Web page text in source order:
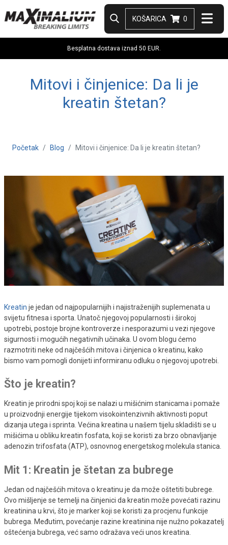
KOŠARICA 0
Besplatna dostava iznad 50 EUR.
Mitovi i činjenice: Da li je
kreatin štetan?
Početak Blog Mitovi i činjenice: Da li je kreatin štetan?
Kreatin je jedan od najpopularnijih i najistraženijih suplemenata u
svijetu fitnesa i sporta. Unatoč njegovoj popularnosti i širokoj
upotrebi, postoje brojne kontroverze i nesporazumi u vezi njegove
sigurnosti i mogućih negativnih učinaka. U ovom blogu ćemo
razmotriti neke od najčešćih mitova i činjenica o kreatinu, kako
bismo vam pomogli donijeti informiranu odluku o njegovoj upotrebi.
Što je kreatin?
Kreatin je prirodni spoj koji se nalazi u mišićnim stanicama i pomaže
u proizvodnji energije tijekom visokointenzivnih aktivnosti poput
dizanja utega i sprinta. Većina kreatina u našem tijelu skladišti se u
mišićima u obliku kreatin fosfata, koji se koristi za brzo obnavljanje
adenozin trifosfata (ATP), osnovnog energetskog molekula stanica.
Mit 1: Kreatin je štetan za bubrege
Jedan od najčešćih mitova o kreatinu je da može oštetiti bubrege.
Ovo mišljenje se temelji na činjenici da kreatin može povećati razinu
kreatinina u krvi, što je marker koji se koristi za procjenu funkcije
bubrega. Međutim, povećanje razine kreatinina nije nužno pokazatelj
oštećenja bubrega, već samo odražava veći unos kreatina.